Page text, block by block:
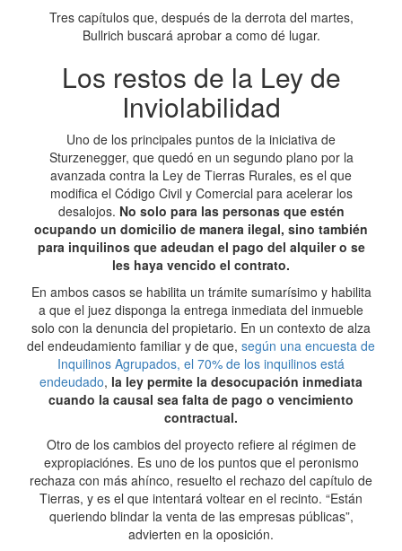
Tres capítulos que, después de la derrota del martes,
Bullrich buscará aprobar a como dé lugar.
Los restos de la Ley de
Inviolabilidad
Uno de los principales puntos de la iniciativa de
Sturzenegger, que quedó en un segundo plano por la
avanzada contra la Ley de Tierras Rurales, es el que
modifica el Código Civil y Comercial para acelerar los
desalojos. No solo para las personas que estén
ocupando un domicilio de manera ilegal, sino también
para inquilinos que adeudan el pago del alquiler o se
les haya vencido el contrato.
En ambos casos se habilita un trámite sumarísimo y habilita
a que el juez disponga la entrega inmediata del inmueble
solo con la denuncia del propietario. En un contexto de alza
del endeudamiento familiar y de que, según una encuesta de
Inquilinos Agrupados, el 70% de los inquilinos está
endeudado, la ley permite la desocupación inmediata
cuando la causal sea falta de pago o vencimiento
contractual.
Otro de los cambios del proyecto refiere al régimen de
expropiaciónes. Es uno de los puntos que el peronismo
rechaza con más ahínco, resuelto el rechazo del capítulo de
Tierras, y es el que intentará voltear en el recinto. “Están
queriendo blindar la venta de las empresas públicas”,
advierten en la oposición.